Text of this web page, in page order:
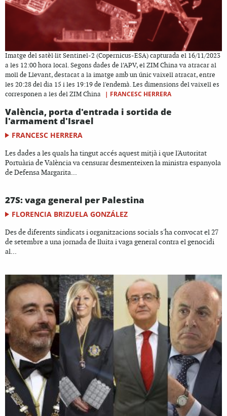
Imatge del satèl·lit Sentinel-2 (Copernicus-ESA) capturada el 16/11/2023
a les 12:00 hora local. Segons dades de l’APV, el ZIM China va atracar al
moll de Llevant, destacat a la imatge amb un únic vaixell atracat, entre
les 20:28 del dia 15 i les 19:19 de l'endemà. Les dimensions del vaixell es
corresponen a les del ZIM China
| FRANCESC HERRERA
València, porta d'entrada i sortida de
l'armament d'Israel
FRANCESC HERRERA
Les dades a les quals ha tingut accés aquest mitjà i que l'Autoritat
Portuària de València va censurar desmenteixen la ministra espanyola
de Defensa Margarita...
27S: vaga general per Palestina
FLORENCIA BRIZUELA GONZÁLEZ
Des de diferents sindicats i organitzacions socials s'ha convocat el 27
de setembre a una jornada de lluita i vaga general contra el genocidi
al...